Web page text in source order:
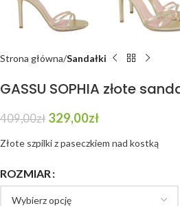
Strona główna Sandałki
GASSU SOPHIA złote
409,00zł 329,00zł
Złote szpilki z paseczkiem nad kostką
ROZMIAR